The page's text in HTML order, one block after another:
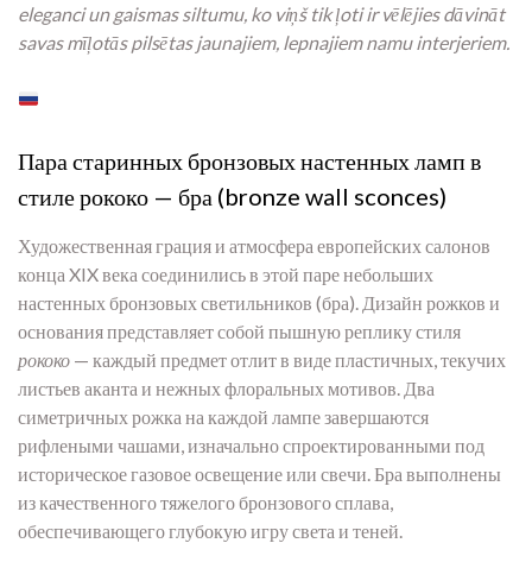
eleganci un gaismas siltumu, ko viņš tik ļoti ir vēlējies dāvināt
savas mīļotās pilsētas jaunajiem, lepnajiem namu interjeriem.
Пара старинных бронзовых настенных ламп в
стиле рококо — бра (bronze wall sconces)
Художественная грация и атмосфера европейских салонов
конца XIX века соединились в этой паре небольших
настенных бронзовых светильников (бра). Дизайн рожков и
основания представляет собой пышную реплику стиля
рококо — каждый предмет отлит в виде пластичных, текучих
листьев аканта и нежных флоральных мотивов. Два
симетричных рожка на каждой лампе завершаются
рифлеными чашами, изначально спроектированными под
историческое газовое освещение или свечи. Бра выполнены
из качественного тяжелого бронзового сплава,
обеспечивающего глубокую игру света и теней.